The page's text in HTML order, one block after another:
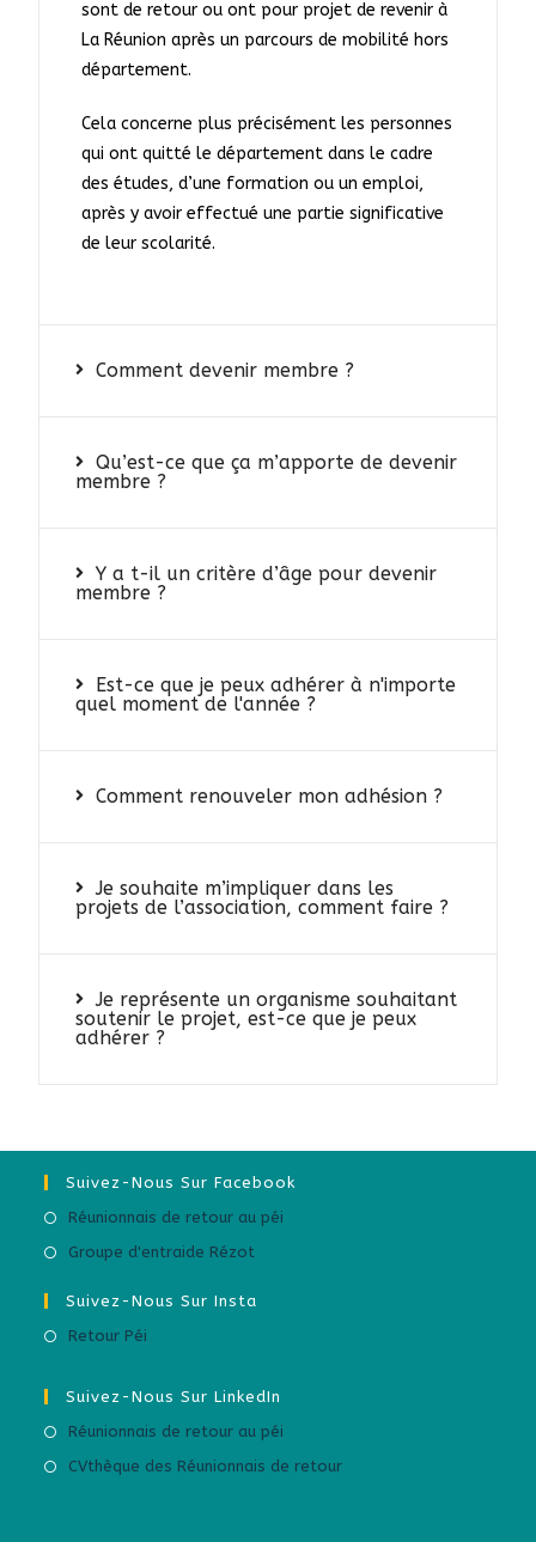
sont de retour ou ont pour projet de revenir à
La Réunion après un parcours de mobilité hors
département.
Cela concerne plus précisément les personnes
qui ont quitté le département dans le cadre
des études, d’une formation ou un emploi,
après y avoir effectué une partie significative
de leur scolarité.
Comment devenir membre ?
Qu’est-ce que ça m’apporte de devenir
membre ?
Y a t-il un critère d’âge pour devenir
membre ?
Est-ce que je peux adhérer à n'importe
quel moment de l'année ?
Comment renouveler mon adhésion ?
Je souhaite m’impliquer dans les
projets de l’association, comment faire ?
Je représente un organisme souhaitant
soutenir le projet, est-ce que je peux
adhérer ?
Suivez-Nous Sur Facebook
Réunionnais de retour au péi
Groupe d'entraide Rézot
Suivez-Nous Sur Insta
Retour Péi
Suivez-Nous Sur LinkedIn
Réunionnais de retour au péi
CVthèque des Réunionnais de retour